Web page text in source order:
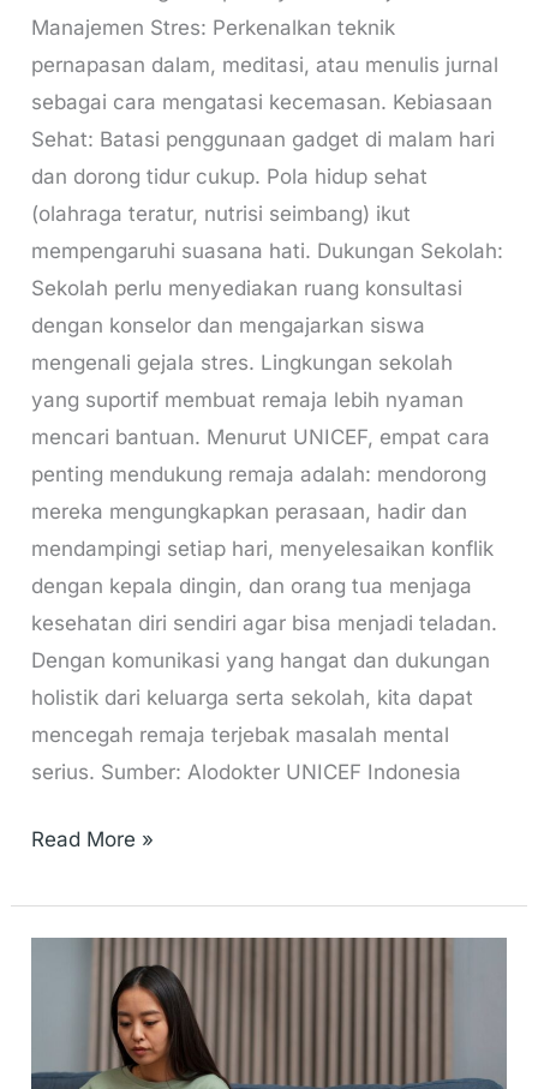
Manajemen Stres: Perkenalkan teknik
pernapasan dalam, meditasi, atau menulis jurnal
sebagai cara mengatasi kecemasan. Kebiasaan
Sehat: Batasi penggunaan gadget di malam hari
dan dorong tidur cukup. Pola hidup sehat
(olahraga teratur, nutrisi seimbang) ikut
mempengaruhi suasana hati. Dukungan Sekolah:
Sekolah perlu menyediakan ruang konsultasi
dengan konselor dan mengajarkan siswa
mengenali gejala stres. Lingkungan sekolah
yang suportif membuat remaja lebih nyaman
mencari bantuan. Menurut UNICEF, empat cara
penting mendukung remaja adalah: mendorong
mereka mengungkapkan perasaan, hadir dan
mendampingi setiap hari, menyelesaikan konflik
dengan kepala dingin, dan orang tua menjaga
kesehatan diri sendiri agar bisa menjadi teladan.
Dengan komunikasi yang hangat dan dukungan
holistik dari keluarga serta sekolah, kita dapat
mencegah remaja terjebak masalah mental
serius. Sumber: Alodokter UNICEF Indonesia
Read More »
Kenapa